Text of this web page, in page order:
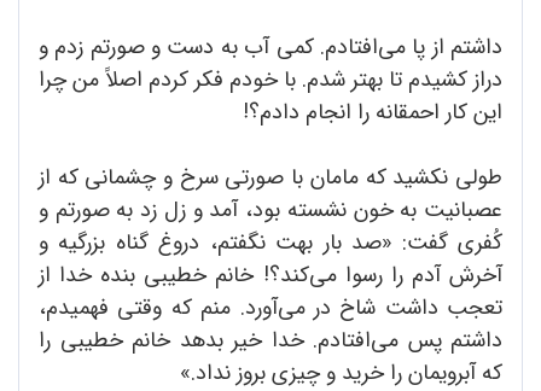
داشتم از پا می‌افتادم. کمی آب به دست و صورتم زدم و
دراز کشیدم تا بهتر شدم. با خودم فکر کردم اصلاً من چرا
این کار احمقانه را انجام دادم؟!
طولی نکشید که مامان با صورتی سرخ و چشمانی که از
عصبانیت به خون نشسته بود، آمد و زل زد به صورتم و
کُفری گفت: «صد بار بهت نگفتم، دروغ گناه بزرگیه و
آخرش آدم را رسوا می‌کند؟! خانم خطیبی بنده خدا از
تعجب داشت شاخ در ‌می‌آورد. منم که وقتی فهمیدم،
داشتم پس می‌افتادم. خدا خیر بدهد خانم خطیبی را
که آبرویمان را خرید و چیزی بروز نداد.»